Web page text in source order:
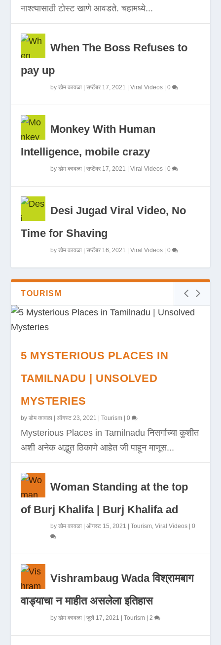
नाश्त्यासाठी टोस्ट खाणे आवडते. चहामध्ये...
When The Boss Refuses to
pay up
byडोम कावळा |सप्टेंबर 17, 2021 |Viral Videos |0
Monkey With Human
Intelligence, mobile crazy
byडोम कावळा |सप्टेंबर 17, 2021 |Viral Videos |0
Desi Jugad Viral Video, No
Time for Shaving
byडोम कावळा |सप्टेंबर 16, 2021 |Viral Videos |0
TOURISM
5 MYSTERIOUS PLACES IN
TAMILNADU | UNSOLVED
MYSTERIES
byडोम कावळा |ऑगस्ट 23, 2021 |Tourism |0
Mysterious Places in Tamilnadu निसर्गाच्या कुशीत
अशी अनेक अद्भुत ठिकाणे आहेत जी पाहून माणूस...
Woman Standing at the top
of Burj Khalifa | Burj Khalifa ad
byडोम कावळा |ऑगस्ट 15, 2021 |Tourism ,Viral Videos |0
Vishrambaug Wada विश्रामबाग
वाड्याचा न माहीत असलेला इतिहास
byडोम कावळा |जुलै 17, 2021 |Tourism | 2